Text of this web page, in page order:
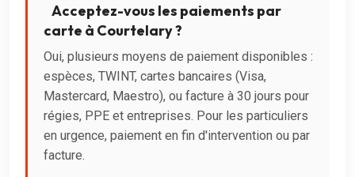
Acceptez-vous les paiements par
carte à Courtelary ?
Oui, plusieurs moyens de paiement disponibles :
espèces, TWINT, cartes bancaires (Visa,
Mastercard, Maestro), ou facture à 30 jours pour
régies, PPE et entreprises. Pour les particuliers
en urgence, paiement en fin d'intervention ou par
facture.